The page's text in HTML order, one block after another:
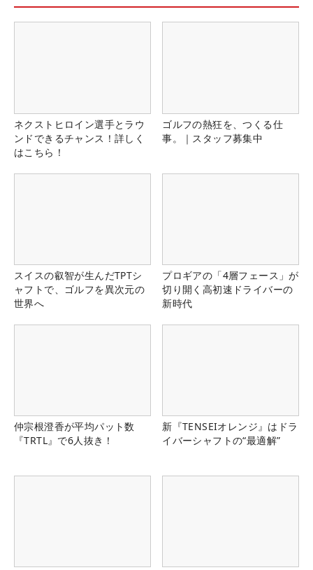
ネクストヒロイン選手とラウ
ンドできるチャンス！詳しく
はこちら！
ゴルフの熱狂を、つくる仕
事。｜スタッフ募集中
スイスの叡智が生んだTPTシ
ャフトで、ゴルフを異次元の
世界へ
プロギアの「4層フェース」が
切り開く高初速ドライバーの
新時代
仲宗根澄香が平均パット数
『TRTL』で6人抜き！
新『TENSEIオレンジ』はドラ
イバーシャフトの“最適解”